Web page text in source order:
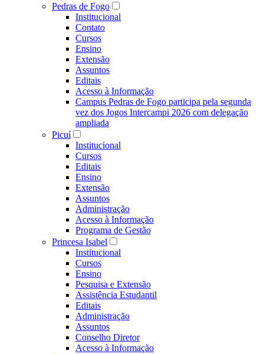
Pedras de Fogo
Institucional
Contato
Cursos
Ensino
Extensão
Assuntos
Editais
Acesso à Informação
Campus Pedras de Fogo participa pela segunda
vez dos Jogos Intercampi 2026 com delegação
ampliada
Picuí
Institucional
Cursos
Editais
Ensino
Extensão
Assuntos
Administração
Acesso à Informação
Programa de Gestão
Princesa Isabel
Institucional
Cursos
Ensino
Pesquisa e Extensão
Assistência Estudantil
Editais
Administração
Assuntos
Conselho Diretor
Acesso à Informação